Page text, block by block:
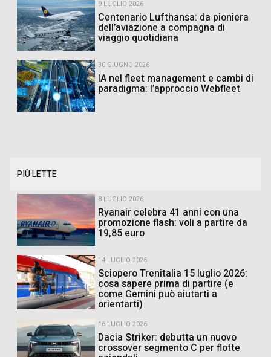
9 LUGLIO 2026
Centenario Lufthansa: da pioniera
dell’aviazione a compagna di
viaggio quotidiana
30 GIUGNO 2026
IA nel fleet management e cambi di
paradigma: l’approccio Webfleet
PIÙ LETTE
8 LUGLIO 2026
Ryanair celebra 41 anni con una
promozione flash: voli a partire da
19,85 euro
14 LUGLIO 2026
Sciopero Trenitalia 15 luglio 2026:
cosa sapere prima di partire (e
come Gemini può aiutarti a
orientarti)
16 LUGLIO 2026
Dacia Striker: debutta un nuovo
crossover segmento C per flotte